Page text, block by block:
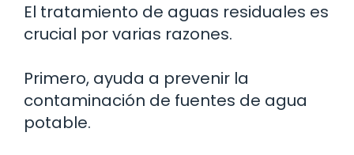
El tratamiento de aguas residuales es
crucial por varias razones.
Primero, ayuda a prevenir la
contaminación de fuentes de agua
potable.